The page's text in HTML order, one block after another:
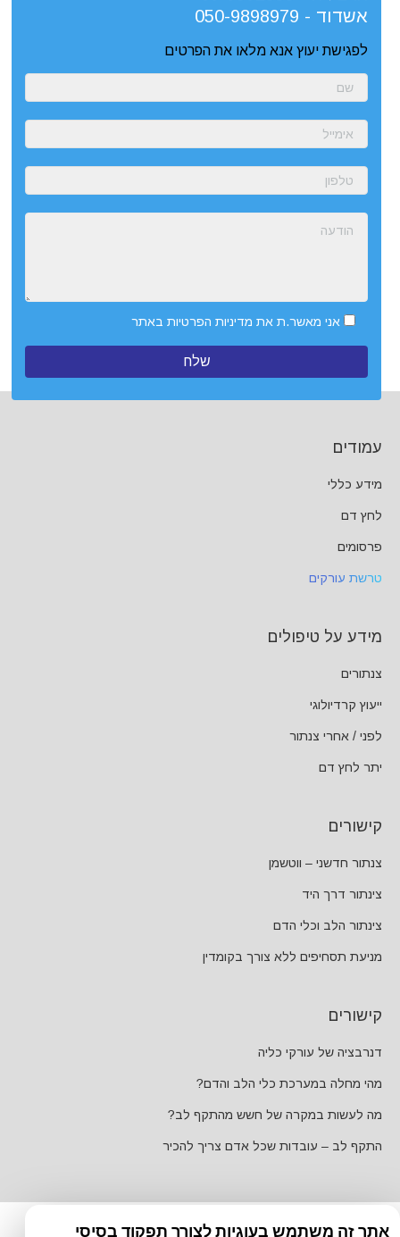
אשדוד - 050-9898979
לפגישת יעוץ אנא מלאו את הפרטים
אני מאשר.ת את מדיניות הפרטיות באתר
עמודים
מידע כללי
לחץ דם
פרסומים
טרשת עורקים
מידע על טיפולים
צנתורים
ייעוץ קרדיולוגי
לפני / אחרי צנתור
יתר לחץ דם
קישורים
צנתור חדשני – ווטשמן
צינתור דרך היד
צינתור הלב וכלי הדם
מניעת תסחיפים ללא צורך בקומדין
קישורים
דנרבציה של עורקי כליה
מהי מחלה במערכת כלי הלב והדם?
מה לעשות במקרה של חשש מהתקף לב?
התקף לב – עובדות שכל אדם צריך להכיר
אתר זה משתמש בעוגיות לצורך תפקוד בסיסי